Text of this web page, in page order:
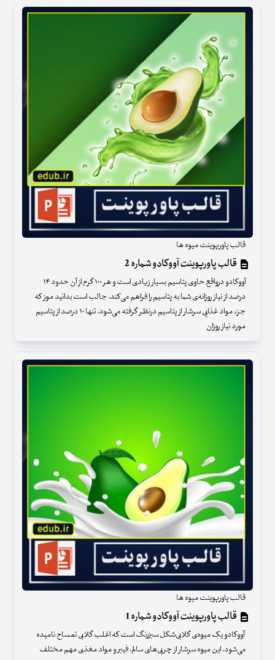
قالب پاورپوینت میوه ها
قالب پاورپوینت آووکادو شماره 2
آووکادو درواقع حاوی پتاسیم بسیار زیادی است و هر ۱۰۰ گرم از آن حدود ۱۴
درصد از نیاز روزانه‌ی شما به پتاسیم را فراهم می‌کند. جالب است بدانید موز که
جزء مواد غذایی سرشار از پتاسیم درنظر گرفته می‌شود، تنها ۱۰ درصد از پتاسیم
مورد نیاز روزان
قالب پاورپوینت میوه ها
قالب پاورپوینت آووکادو شماره 1
آووکادو یک میوه‌ی گلابی‌شکل سبزرنگ است که اغلب گلابی تمساح نامیده
می‌شود. این میوه سرشار از چربی‌های سالم، فیبر و مواد مغذی مهم مختلف